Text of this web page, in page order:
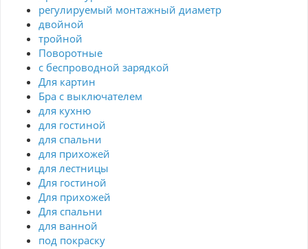
регулируемый монтажный диаметр
двойной
тройной
Поворотные
с беспроводной зарядкой
Для картин
Бра с выключателем
для кухню
для гостиной
для спальни
для прихожей
для лестницы
Для гостиной
Для прихожей
Для спальни
для ванной
под покраску